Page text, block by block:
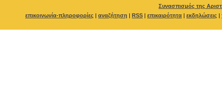
Συνασπισμός της
επικοινωνία-πληροφορίες | αναζήτηση | RSS | επικαιρότητα | εκδηλώσεις |